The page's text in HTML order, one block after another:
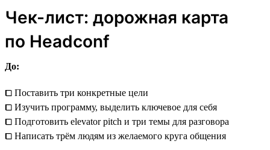
Чек-лист: дорожная карта
по Headсonf
До:
⧠ Поставить три конкретные цели
⧠ Изучить программу, выделить ключевое для себя
⧠ Подготовить elevator pitch и три темы для разговора
⧠ Написать трём людям из желаемого круга общения